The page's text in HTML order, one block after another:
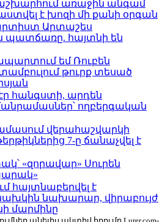
առաջին անգամ
է խոզի մի քանի օրգան
Արտաշես
պատճառը. հայտնի են
եմ Ռուբեն
թուրք տեսած
էր հանգստի, արդեն
ողբերգական
վերահաշվարկի
7-ը ճանաչվել է
«զորավար» Սուրեն
հայտնաբերվել է
նախարար, վիրաբույժ
մարմինը